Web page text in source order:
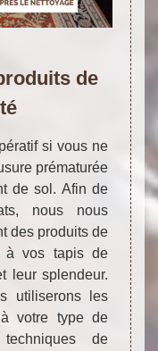
de
si vous ne
prématurée
de sol. Afin de
nous nous
des produits de
à vos tapis de
leur splendeur.
utiliserons les
votre type de
de